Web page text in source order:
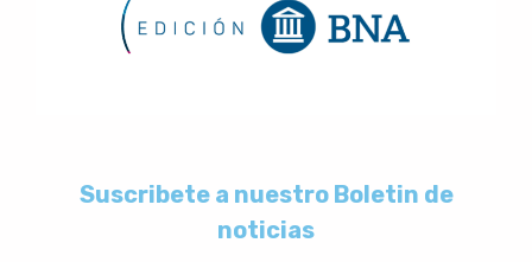
Suscribete a nuestro Boletin de
noticias